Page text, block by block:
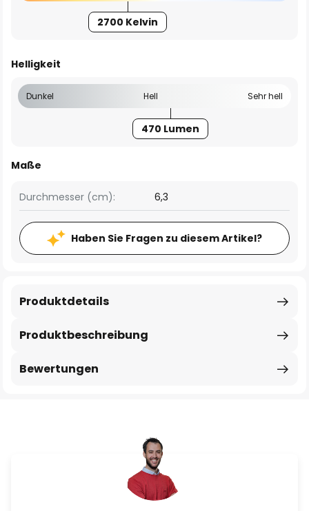
2700 Kelvin
Helligkeit
Dunkel Hell Sehr hell
470 Lumen
Maße
Durchmesser (cm): 6,3
Haben Sie Fragen zu diesem Artikel?
Produktbeschreibung
Produktdetails
Bewertungen